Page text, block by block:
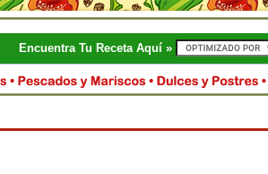
Encuentra Tu Receta Aquí »